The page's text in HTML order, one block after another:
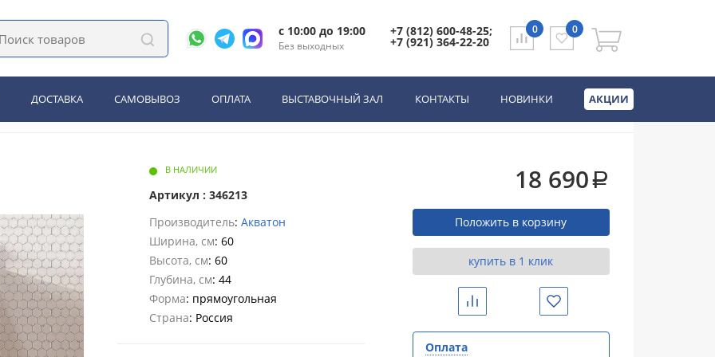
c 10:00 до 19:00
Без выходных
+7 (812) 600-48-25;
+7 (921) 364-22-20
0 0
ДОСТАВКА САМОВЫВОЗ ОПЛАТА ВЫСТАВОЧНЫЙ ЗАЛ КОНТАКТЫ НОВИНКИ АКЦИИ
ящик Белый матовый (1A287201HP2B0)
Хоуп 60 1 ящик Белый матовый
В НАЛИЧИИ
Артикул : 346213
Производитель: Акватон
Ширина, см: 60
Высота, см: 60
Глубина, см: 44
Форма: прямоугольная
Страна: Россия
18 690a
Положить в корзину
купить в 1 клик
Сравнить Избранное
Оплата